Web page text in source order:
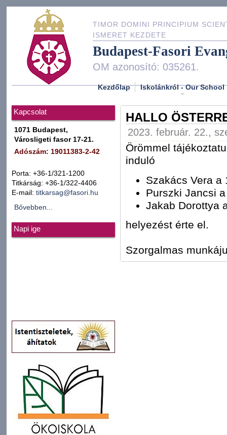
TIMOR DOMINI PRINCIPIUM
ISMERET KEZDETE
Budapest-Fasori
OM azonosító: 035261.
Kezdőlap Iskolánkról - Our School
Kapcsolat
1071 Budapest,
Városligeti fasor 17-21.
Adószám: 19011383-2-42
Porta: +36-1/321-1200
Titkárság: +36-1/322-4406
E-mail: titkarsag@fasori.hu
Bővebben...
Napi ige
HALLO
2023. február. 22.,
Örömmel
induló
Szakács Vera a
Purszki Jancsi
Jakab Dorottya
helyezést érte el.
Szorgalmas